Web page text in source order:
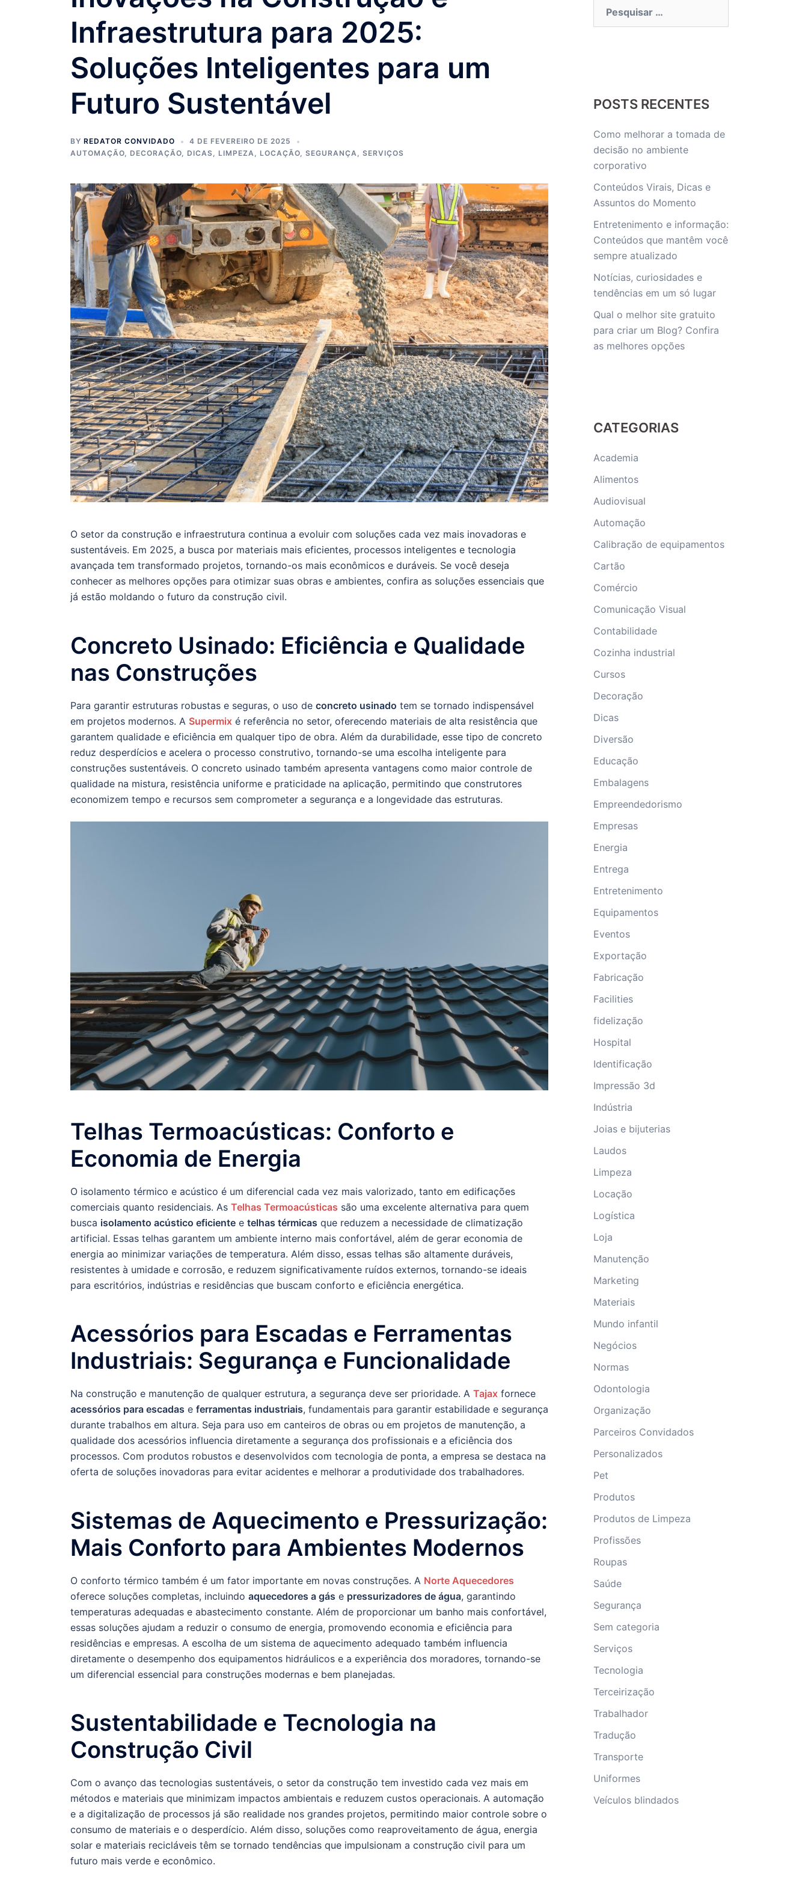
Infraestrutura para 2025:
Soluções Inteligentes para um
Futuro Sustentável
BY REDATOR CONVIDADO
4 DE FEVEREIRO DE 2025
AUTOMAÇÃO, DECORAÇÃO, DICAS, LIMPEZA, LOCAÇÃO, SEGURANÇA, SERVIÇOS
O setor da construção e infraestrutura continua a evoluir com soluções cada vez mais inovadoras e
sustentáveis. Em 2025, a busca por materiais mais eficientes, processos inteligentes e tecnologia
avançada tem transformado projetos, tornando-os mais econômicos e duráveis. Se você deseja
conhecer as melhores opções para otimizar suas obras e ambientes, confira as soluções essenciais que
já estão moldando o futuro da construção civil.
Concreto Usinado: Eficiência e Qualidade
nas Construções
Para garantir estruturas robustas e seguras, o uso de concreto usinado tem se tornado indispensável
em projetos modernos. A Supermix é referência no setor, oferecendo materiais de alta resistência que
garantem qualidade e eficiência em qualquer tipo de obra. Além da durabilidade, esse tipo de concreto
reduz desperdícios e acelera o processo construtivo, tornando-se uma escolha inteligente para
construções sustentáveis. O concreto usinado também apresenta vantagens como maior controle de
qualidade na mistura, resistência uniforme e praticidade na aplicação, permitindo que construtores
economizem tempo e recursos sem comprometer a segurança e a longevidade das estruturas.
Telhas Termoacústicas: Conforto e
Economia de Energia
O isolamento térmico e acústico é um diferencial cada vez mais valorizado, tanto em edificações
comerciais quanto residenciais. As Telhas Termoacústicas são uma excelente alternativa para quem
busca isolamento acústico eficiente e telhas térmicas que reduzem a necessidade de climatização
artificial. Essas telhas garantem um ambiente interno mais confortável, além de gerar economia de
energia ao minimizar variações de temperatura. Além disso, essas telhas são altamente duráveis,
resistentes à umidade e corrosão, e reduzem significativamente ruídos externos, tornando-se ideais
para escritórios, indústrias e residências que buscam conforto e eficiência energética.
Acessórios para Escadas e Ferramentas
Industriais: Segurança e Funcionalidade
Na construção e manutenção de qualquer estrutura, a segurança deve ser prioridade. A Tajax fornece
acessórios para escadas e ferramentas industriais, fundamentais para garantir estabilidade e segurança
durante trabalhos em altura. Seja para uso em canteiros de obras ou em projetos de manutenção, a
qualidade dos acessórios influencia diretamente a segurança dos profissionais e a eficiência dos
processos. Com produtos robustos e desenvolvidos com tecnologia de ponta, a empresa se destaca na
oferta de soluções inovadoras para evitar acidentes e melhorar a produtividade dos trabalhadores.
Sistemas de Aquecimento e Pressurização:
Mais Conforto para Ambientes Modernos
O conforto térmico também é um fator importante em novas construções. A Norte Aquecedores
oferece soluções completas, incluindo aquecedores a gás e pressurizadores de água, garantindo
temperaturas adequadas e abastecimento constante. Além de proporcionar um banho mais confortável,
essas soluções ajudam a reduzir o consumo de energia, promovendo economia e eficiência para
residências e empresas. A escolha de um sistema de aquecimento adequado também influencia
diretamente o desempenho dos equipamentos hidráulicos e a experiência dos moradores, tornando-se
um diferencial essencial para construções modernas e bem planejadas.
Sustentabilidade e Tecnologia na
Construção Civil
Com o avanço das tecnologias sustentáveis, o setor da construção tem investido cada vez mais em
métodos e materiais que minimizam impactos ambientais e reduzem custos operacionais. A automação
e a digitalização de processos já são realidade nos grandes projetos, permitindo maior controle sobre o
consumo de materiais e o desperdício. Além disso, soluções como reaproveitamento de água, energia
solar e materiais recicláveis têm se tornado tendências que impulsionam a construção civil para um
futuro mais verde e econômico.
POSTS RECENTES
Como melhorar a tomada de
decisão no ambiente
corporativo
Conteúdos Virais, Dicas e
Assuntos do Momento
Entretenimento e informação:
Conteúdos que mantêm você
sempre atualizado
Notícias, curiosidades e
tendências em um só lugar
Qual o melhor site gratuito
para criar um Blog? Confira
as melhores opções
CATEGORIAS
Academia
Alimentos
Audiovisual
Automação
Calibração de equipamentos
Cartão
Comércio
Comunicação Visual
Contabilidade
Cozinha industrial
Cursos
Decoração
Dicas
Diversão
Educação
Embalagens
Empreendedorismo
Empresas
Energia
Entrega
Entretenimento
Equipamentos
Eventos
Exportação
Fabricação
Facilities
fidelização
Hospital
Identificação
Impressão 3d
Indústria
Joias e bijuterias
Laudos
Limpeza
Locação
Logística
Loja
Manutenção
Marketing
Materiais
Mundo infantil
Negócios
Normas
Odontologia
Organização
Parceiros Convidados
Personalizados
Pet
Produtos
Produtos de Limpeza
Profissões
Roupas
Saúde
Segurança
Sem categoria
Serviços
Tecnologia
Terceirização
Trabalhador
Tradução
Transporte
Uniformes
Veículos blindados